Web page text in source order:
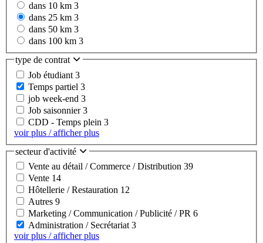
dans 10 km 3
dans 25 km 3
dans 50 km 3
dans 100 km 3
type de contrat
Job étudiant 3
Temps partiel 3
job week-end 3
Job saisonnier3
CDD - Temps plein 3
voir plus / afficher plus
secteur d'activité
Vente au détail / Commerce / Distribution 39
Vente 14
Hôtellerie / Restauration 12
Autres 9
Marketing / Communication / Publicité / PR 6
Administration / Secrétariat3
voir plus / afficher plus